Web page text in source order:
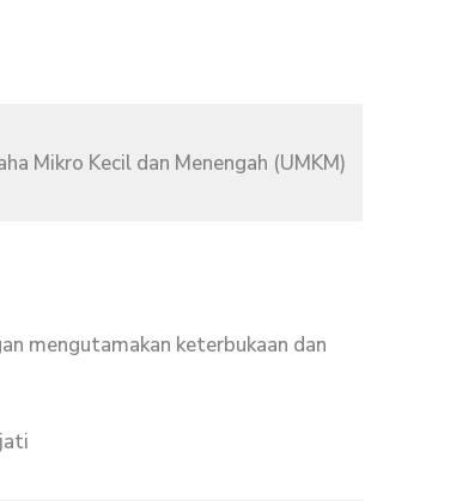
Mikro Kecil dan Menengah (UMKM)
mengutamakan keterbukaan dan